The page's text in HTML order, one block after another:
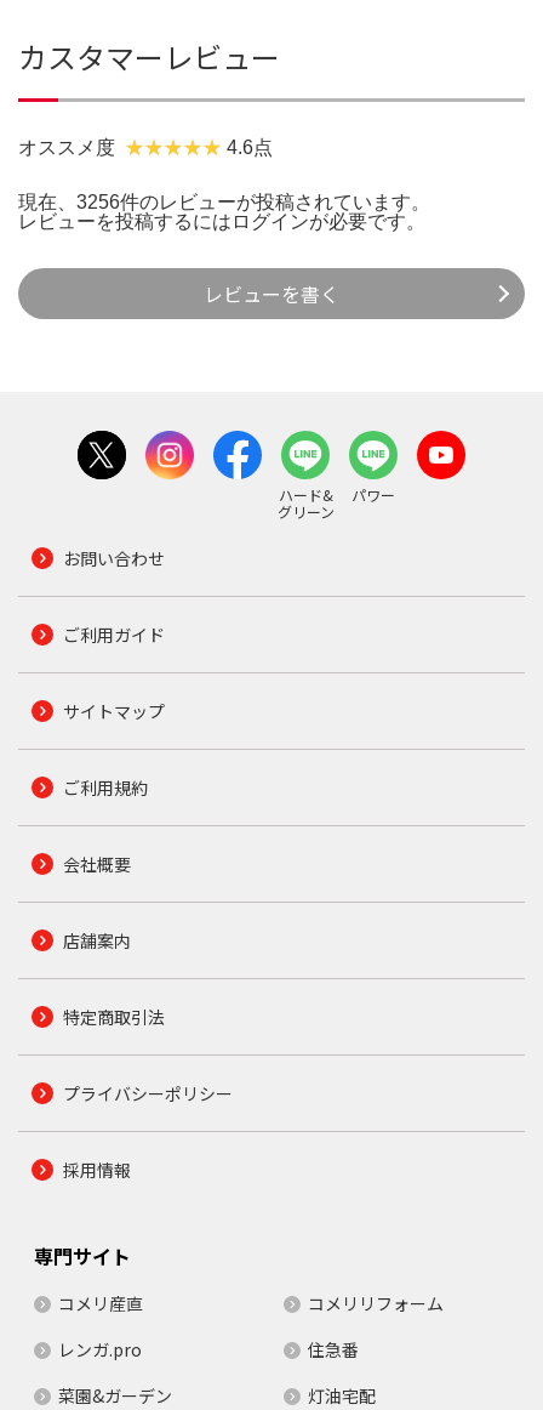
カスタマーレビュー
オススメ度 4.6点
現在、3256件のレビューが投稿されています。
レビューを投稿するには ログインが必要です。
レビューを書く
ハード&
グリーン
パワー
お問い合わせ
ご利用ガイド
サイトマップ
ご利用規約
会社概要
店舗案内
特定商取引法
プライバシーポリシー
採用情報
専門サイト
コメリ産直
コメリリフォーム
レンガ.pro
住急番
菜園&ガーデン
灯油宅配